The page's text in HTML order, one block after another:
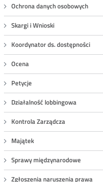
Ochrona danych osobowych
Skargi i Wnioski
Koordynator ds. dostępności
Ocena
Petycje
Działalność lobbingowa
Kontrola Zarządcza
Majątek
Sprawy międzynarodowe
Zgłoszenia naruszenia prawa